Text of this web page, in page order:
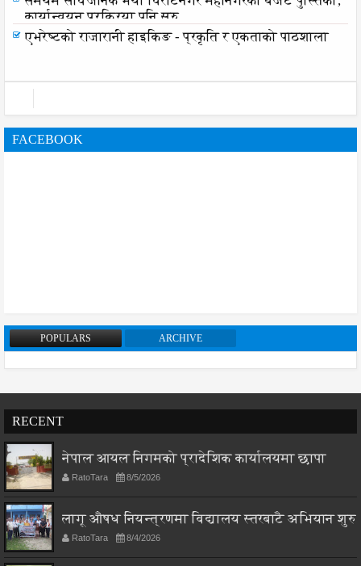
कार्यान्वयन प्रक्रिया पनि सुरु
एभरेष्टको राजारानी हाइकिङ - प्रकृति र एकताको पाठशाला
FACEBOOK
POPULARS ARCHIVE
RECENT
नेपाल आयल निगमको प्रादेशिक कार्यालयमा छापा
RatoTara 8/5/2026
लागू औषध नियन्त्रणमा विद्यालय स्तरबाटै अभियान शुरु
RatoTara 8/4/2026